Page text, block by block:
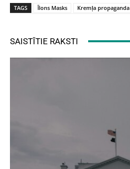
TAGS Īlons Masks Kremļa propaganda
SAISTĪTIE RAKSTI